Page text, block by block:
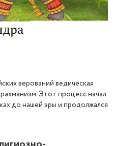
верований ведическая
Этот процесс начал
до нашей эры и продолжался